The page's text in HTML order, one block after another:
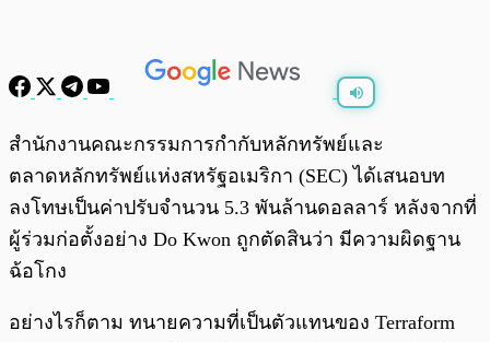
สำนักงานคณะกรรมการกำกับหลักทรัพย์และ
ตลาดหลักทรัพย์แห่งสหรัฐอเมริกา (SEC) ได้เสนอบท
ลงโทษเป็นค่าปรับจำนวน 5.3 พันล้านดอลลาร์ หลังจากที่
ผู้ร่วมก่อตั้งอย่าง Do Kwon ถูกตัดสินว่า มีความผิดฐาน
ฉ้อโกง
อย่างไรก็ตาม ทนายความที่เป็นตัวแทนของ Terraform